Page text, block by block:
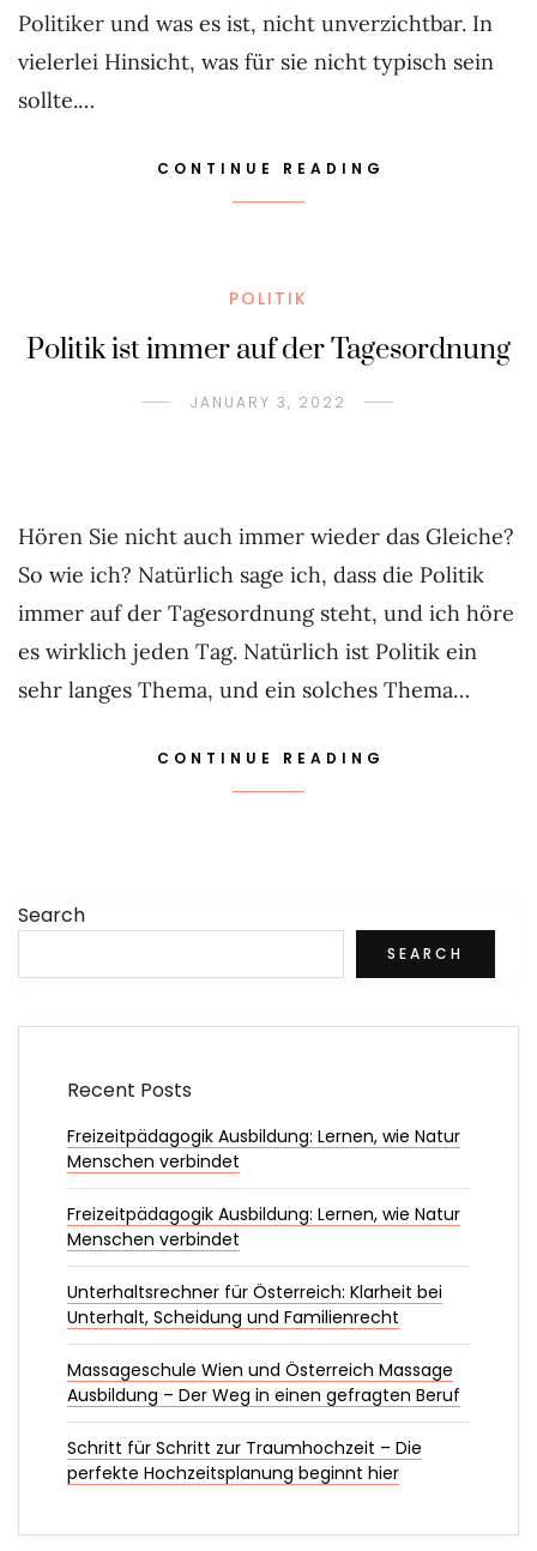
Politiker und was es ist, nicht unverzichtbar. In
vielerlei Hinsicht, was für sie nicht typisch sein
sollte.…
CONTINUE READING
POLITIK
Politik ist immer auf der Tagesordnung
JANUARY 3, 2022
Hören Sie nicht auch immer wieder das Gleiche?
So wie ich? Natürlich sage ich, dass die Politik
immer auf der Tagesordnung steht, und ich höre
es wirklich jeden Tag. Natürlich ist Politik ein
sehr langes Thema, und ein solches Thema…
CONTINUE READING
Search
SEARCH
Recent Posts
Freizeitpädagogik Ausbildung: Lernen, wie Natur
Menschen verbindet
Freizeitpädagogik Ausbildung: Lernen, wie Natur
Menschen verbindet
Unterhaltsrechner für Österreich: Klarheit bei
Unterhalt, Scheidung und Familienrecht
Massageschule Wien und Österreich Massage
Ausbildung – Der Weg in einen gefragten Beruf
Schritt für Schritt zur Traumhochzeit – Die
perfekte Hochzeitsplanung beginnt hier